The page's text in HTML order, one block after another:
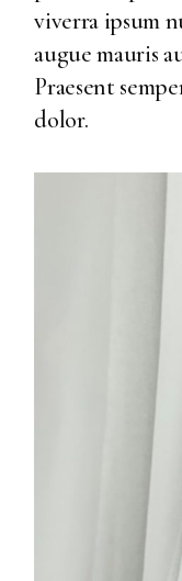
viverra ipsum
augue mauris
Praesent
dolor.